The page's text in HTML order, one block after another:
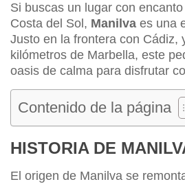
Si buscas un lugar con
Costa del Sol, Manilva es una
Justo en la frontera con Cádiz,
kilómetros de Marbella, este
oasis de calma para disfrutar
Contenido de la página
HISTORIA DE
El origen de Manilva se